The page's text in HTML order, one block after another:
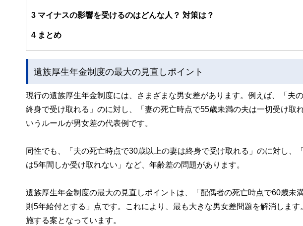
3 マイナスの影響を受けるのはどんな人？ 対策は？
4 まとめ
遺族厚生年金制度の最大の見直しポイント
現行の遺族厚生年金制度には、さまざまな男女差があります。例えば、「夫
終身で受け取れる」のに対し、「妻の死亡時点で55歳未満の夫は一切受け取
いうルールが男女差の代表例です。
同性でも、「夫の死亡時点で30歳以上の妻は終身で受け取れる」のに対し、
は5年間しか受け取れない」など、年齢差の問題があります。
遺族厚生年金制度の最大の見直しポイントは、「配偶者の死亡時点で60歳未
則5年給付とする」点です。これにより、最も大きな男女差問題を解消しま
施する案となっています。